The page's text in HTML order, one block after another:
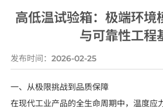
高低温试验箱：极端环境
与可靠性工程
发布时间： 2026-02-25
一、从极限挑战到品质保障
在现代工业产品的全生命周期中，温度应